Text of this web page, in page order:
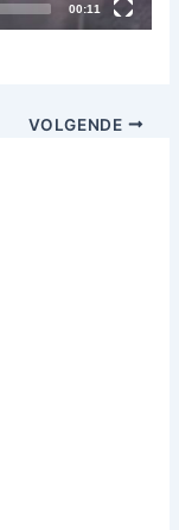
Total
duration
00:11
VOLGENDE